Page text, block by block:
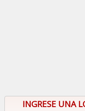
INGRESE UNA